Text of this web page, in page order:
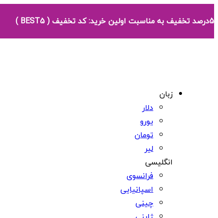
5درصد تخفیف به مناسبت اولین خرید: کد تخفیف ( BEST5 )
زبان
دلار
یورو
تومان
لیر
انگلیسی
فرانسوی
اسپانیایی
چینی